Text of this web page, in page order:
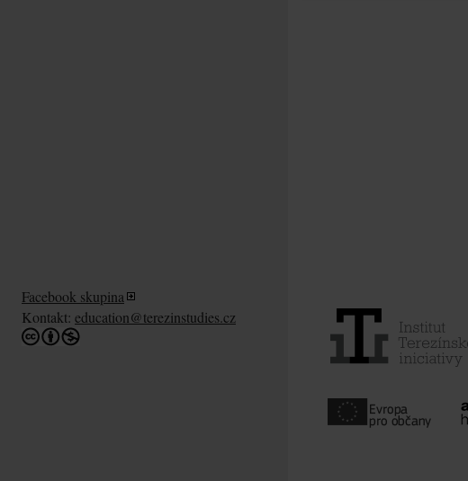
Facebook skupina
Kontakt: education@terezinstudies.cz